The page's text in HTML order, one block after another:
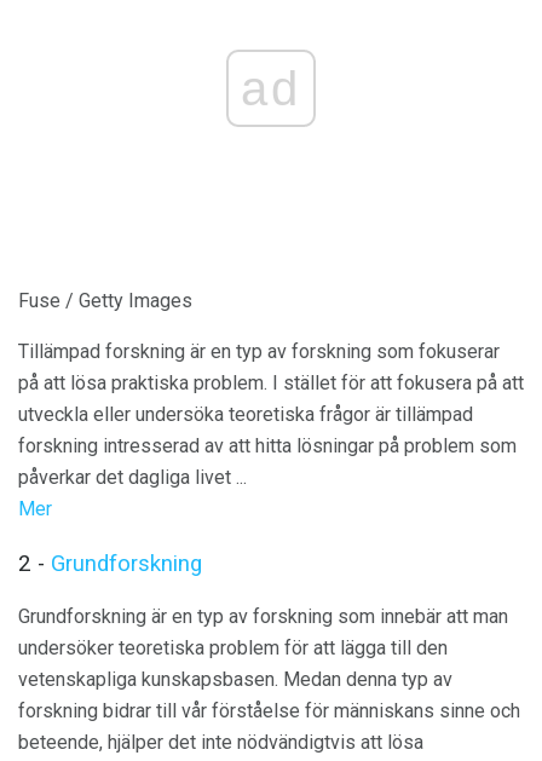
ad
Fuse / Getty Images
Tillämpad forskning är en typ av forskning som fokuserar
på att lösa praktiska problem. I stället för att fokusera på att
utveckla eller undersöka teoretiska frågor är tillämpad
forskning intresserad av att hitta lösningar på problem som
påverkar det dagliga livet ...
Mer
2 - Grundforskning
Grundforskning är en typ av forskning som innebär att man
undersöker teoretiska problem för att lägga till den
vetenskapliga kunskapsbasen. Medan denna typ av
forskning bidrar till vår förståelse för människans sinne och
beteende, hjälper det inte nödvändigtvis att lösa